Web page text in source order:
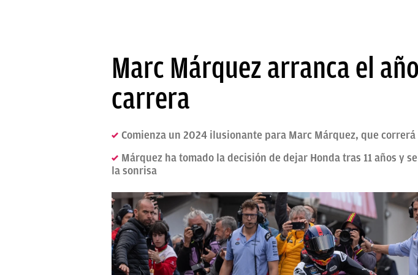
Marc Márquez arranca el
carrera
Comienza un 2024 ilusionante para Marc Márquez, que
Márquez ha tomado la decisión de dejar Honda tras 11 años y
la sonrisa